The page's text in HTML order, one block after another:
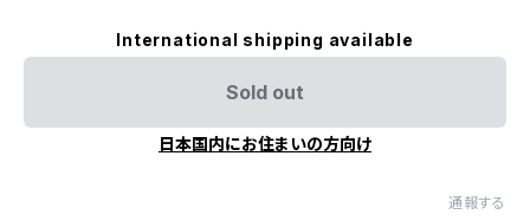
International shipping available
Sold out
日本国内にお住まいの方向け
通報する